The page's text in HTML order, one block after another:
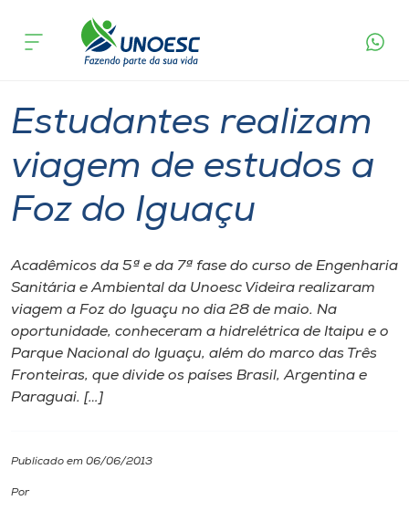
Cursos
Pesquisa
Atendimento ao Estudante
Portal de Ensino
A
Unoesc
Internacionalização
acontece
Estudantes realizam
viagem de estudos a
Foz do Iguaçu
Acadêmicos da 5ª e da 7ª fase do curso de Engenharia
Sanitária e Ambiental da Unoesc Videira realizaram
viagem a Foz do Iguaçu no dia 28 de maio. Na
oportunidade, conheceram a hidrelétrica de Itaipu e o
Parque Nacional do Iguaçu, além do marco das Três
Fronteiras, que divide os países Brasil, Argentina e
Paraguai. […]
Publicado em 06/06/2013
Por